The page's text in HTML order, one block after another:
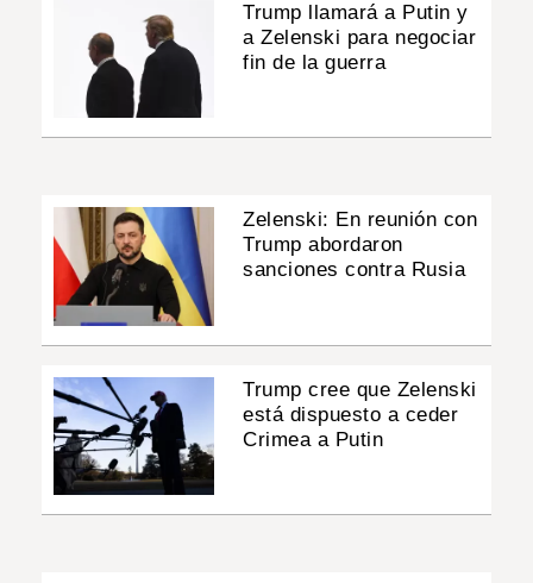
Trump llamará a Putin y
a Zelenski para negociar
fin de la guerra
Zelenski: En reunión con
Trump abordaron
sanciones contra Rusia
Trump cree que Zelenski
está dispuesto a ceder
Crimea a Putin